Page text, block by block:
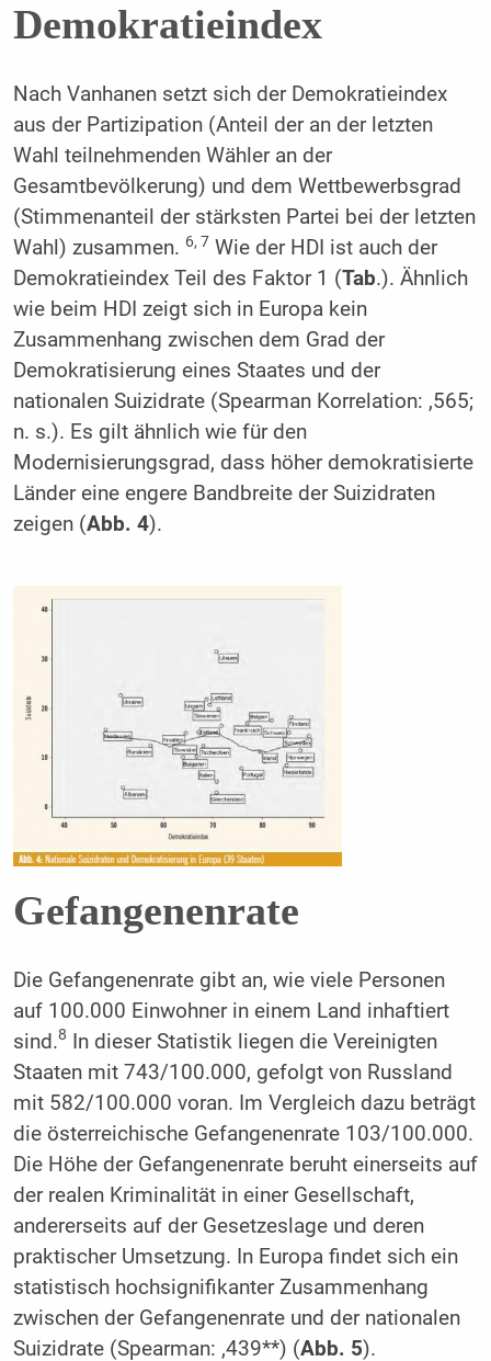
Demokratieindex
Nach Vanhanen setzt sich der Demokratieindex
aus der Partizipation (Anteil der an der letzten
Wahl teilnehmenden Wähler an der
Gesamtbevölkerung) und dem Wettbewerbsgrad
(Stimmenanteil der stärksten Partei bei der letzten
Wahl) zusammen. 6, 7 Wie der HDI ist auch der
Demokratieindex Teil des Faktor 1 (Tab.). Ähnlich
wie beim HDI zeigt sich in Europa kein
Zusammenhang zwischen dem Grad der
Demokratisierung eines Staates und der
nationalen Suizidrate (Spearman Korrelation: ,565;
n. s.). Es gilt ähnlich wie für den
Modernisierungsgrad, dass höher demokratisierte
Länder eine engere Bandbreite der Suizidraten
zeigen (Abb. 4).
Gefangenenrate
Die Gefangenenrate gibt an, wie viele Personen
auf 100.000 Einwohner in einem Land inhaftiert
sind.8 In dieser Statistik liegen die Vereinigten
Staaten mit 743/100.000, gefolgt von Russland
mit 582/100.000 voran. Im Vergleich dazu beträgt
die österreichische Gefangenenrate 103/100.000.
Die Höhe der Gefangenenrate beruht einerseits auf
der realen Kriminalität in einer Gesellschaft,
andererseits auf der Gesetzeslage und deren
praktischer Umsetzung. In Europa findet sich ein
statistisch hochsignifikanter Zusammenhang
zwischen der Gefangenenrate und der nationalen
Suizidrate (Spearman: ,439**) (Abb. 5).